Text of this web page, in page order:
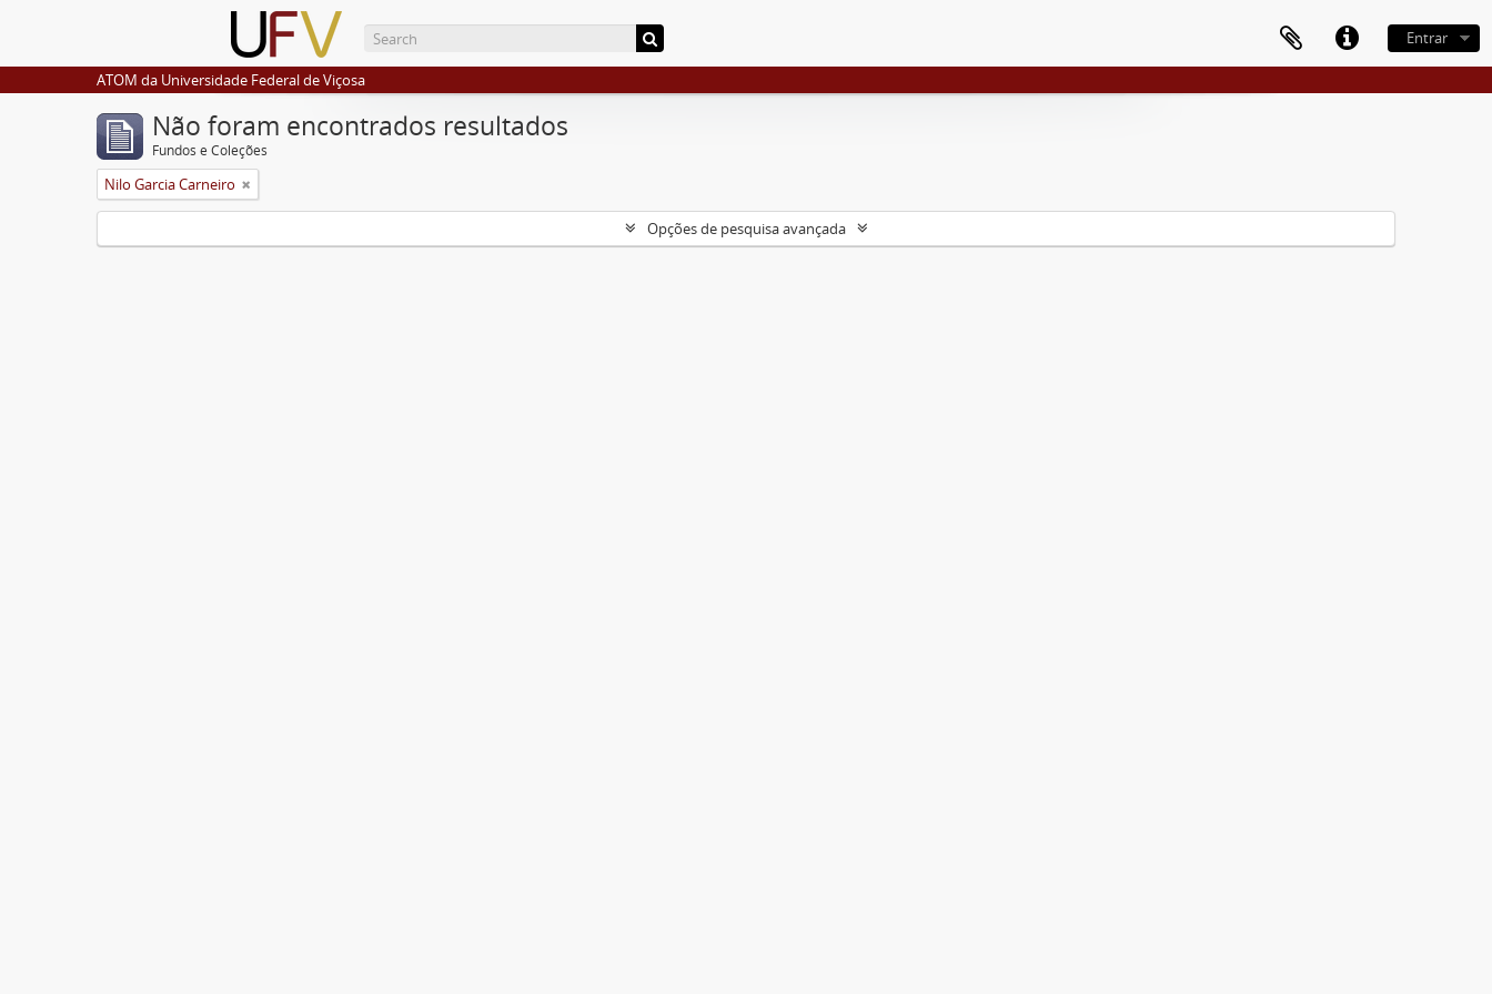
Entrar
ATOM da Universidade Federal de Viçosa
Não foram encontrados resultados
Fundos e Coleções
Nilo Garcia Carneiro
Opções de pesquisa avançada